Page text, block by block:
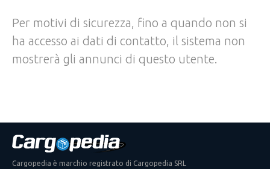
Per motivi di sicurezza, fino a quando non si
ha accesso ai dati di contatto, il sistema non
mostrerà gli annunci di questo utente.
Cargopedia è marchio registrato di Cargopedia SRL